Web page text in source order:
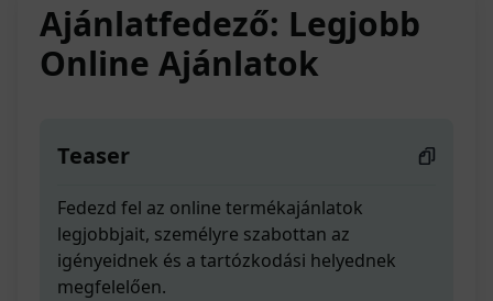
Ajánlatfedező: Legjobb
Online Ajánlatok
Teaser
Fedezd fel az online termékajánlatok
legjobbjait, személyre szabottan az
igényeidnek és a tartózkodási helyednek
megfelelően.